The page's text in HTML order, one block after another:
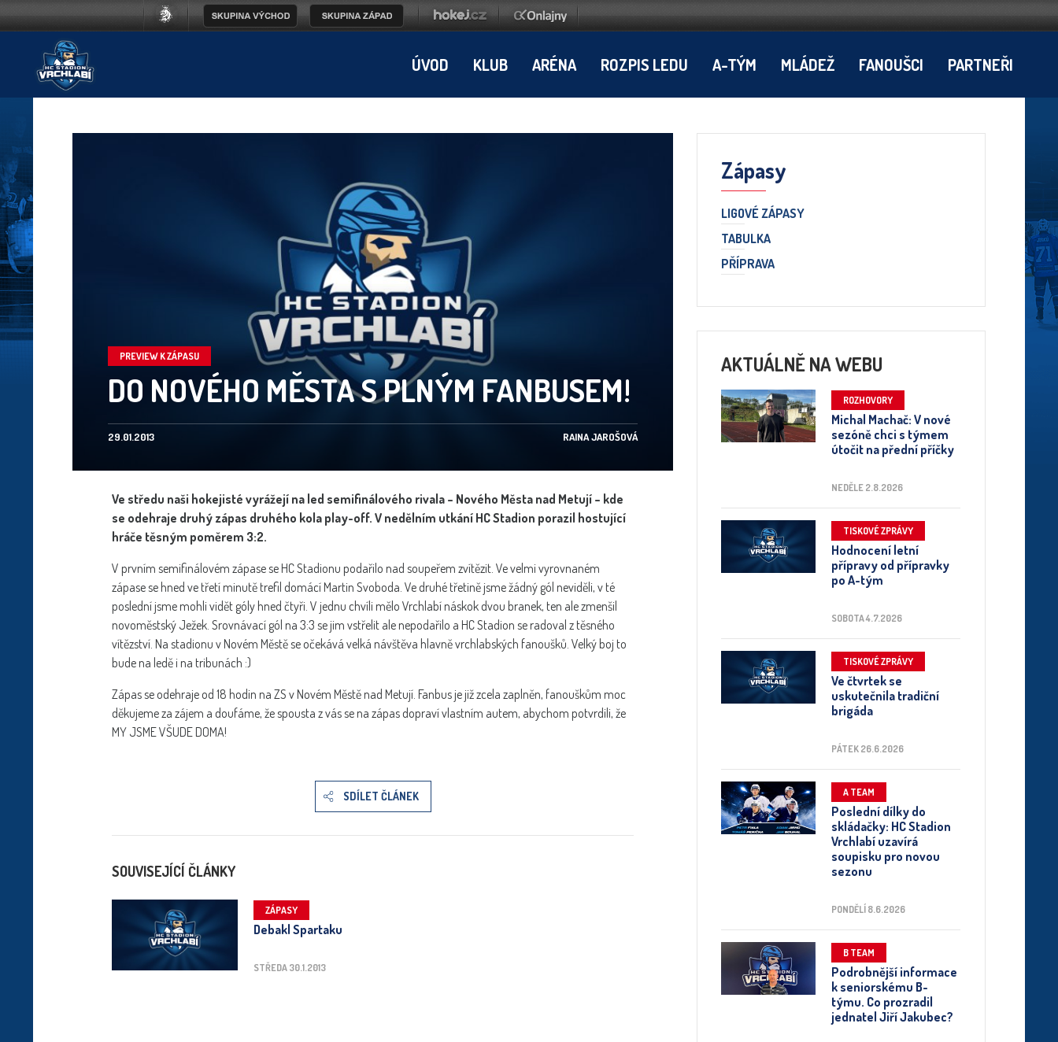
ÚVOD KLUB ARÉNA ROZPIS LEDU A-TÝM MLÁDEŽ FANOUŠCI PARTNEŘI
PREVIEW K ZÁPASU
DO NOVÉHO MĚSTA S PLNÝM FANBUSEM!
29.01.2013 RAINA JAROŠOVÁ
Ve středu naši hokejisté vyrážejí na led semifinálového rivala – Nového Města nad Metují – kde
se odehraje druhý zápas druhého kola play-off. V nedělním utkání HC Stadion porazil hostující
hráče těsným poměrem 3:2.
V prvním semifinálovém zápase se HC Stadionu podařilo nad soupeřem zvítězit. Ve velmi vyrovnaném
zápase se hned ve třetí minutě trefil domácí Martin Svoboda. Ve druhé třetině jsme žádný gól neviděli, v té
poslední jsme mohli vidět góly hned čtyři. V jednu chvíli mělo Vrchlabí náskok dvou branek, ten ale zmenšil
novoměstský Ježek. Srovnávací gól na 3:3 se jim vstřelit ale nepodařilo a HC Stadion se radoval z těsného
vítězství. Na stadionu v Novém Městě se očekává velká návštěva hlavně vrchlabských fanoušků. Velký boj to
bude na ledě i na tribunách :)
Zápas se odehraje od 18 hodin na ZS v Novém Městě nad Metují. Fanbus je již zcela zaplněn, fanouškům moc
děkujeme za zájem a doufáme, že spousta z vás se na zápas dopraví vlastním autem, abychom potvrdili, že
MY JSME VŠUDE DOMA!
SDÍLET ČLÁNEK
SOUVISEJÍCÍ ČLÁNKY
ZÁPASY
Debakl Spartaku
STŘEDA 30.1.2013
Zápasy
LIGOVÉ ZÁPASY
TABULKA
PŘÍPRAVA
AKTUÁLNĚ NA WEBU
ROZHOVORY
Michal Machač: V nové
sezóně chci s týmem
útočit na přední příčky
NEDĚLE 2.8.2026
TISKOVÉ ZPRÁVY
Hodnocení letní
přípravy od přípravky
po A-tým
SOBOTA 4.7.2026
TISKOVÉ ZPRÁVY
Ve čtvrtek se
uskutečnila tradiční
brigáda
PÁTEK 26.6.2026
A TEAM
Poslední dílky do
skládačky: HC Stadion
Vrchlabí uzavírá
soupisku pro novou
sezonu
PONDĚLÍ 8.6.2026
B TEAM
Podrobnější informace
k seniorskému B-
týmu. Co prozradil
jednatel Jiří Jakubec?